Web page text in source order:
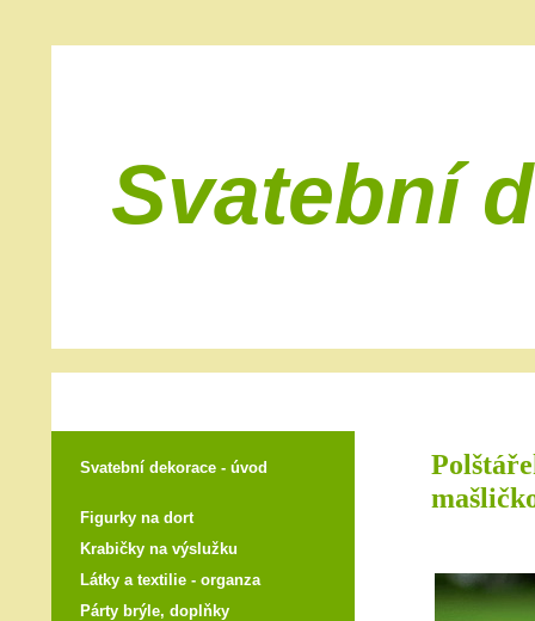
Svatební
Svatební dekorace - úvod
Figurky na dort
Krabičky na výslužku
Látky a textilie - organza
Párty brýle, doplňky